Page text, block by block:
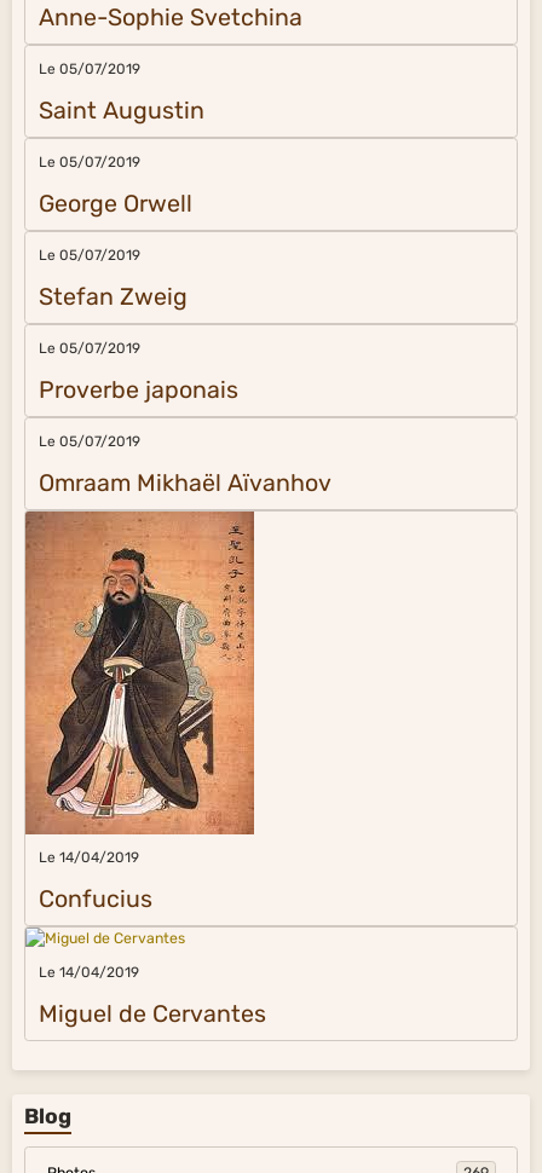
Anne-Sophie Svetchina
Le 05/07/2019
Saint Augustin
Le 05/07/2019
George Orwell
Le 05/07/2019
Stefan Zweig
Le 05/07/2019
Proverbe japonais
Le 05/07/2019
Omraam Mikhaël Aïvanhov
Le 14/04/2019
Confucius
Le 14/04/2019
Miguel de Cervantes
Blog